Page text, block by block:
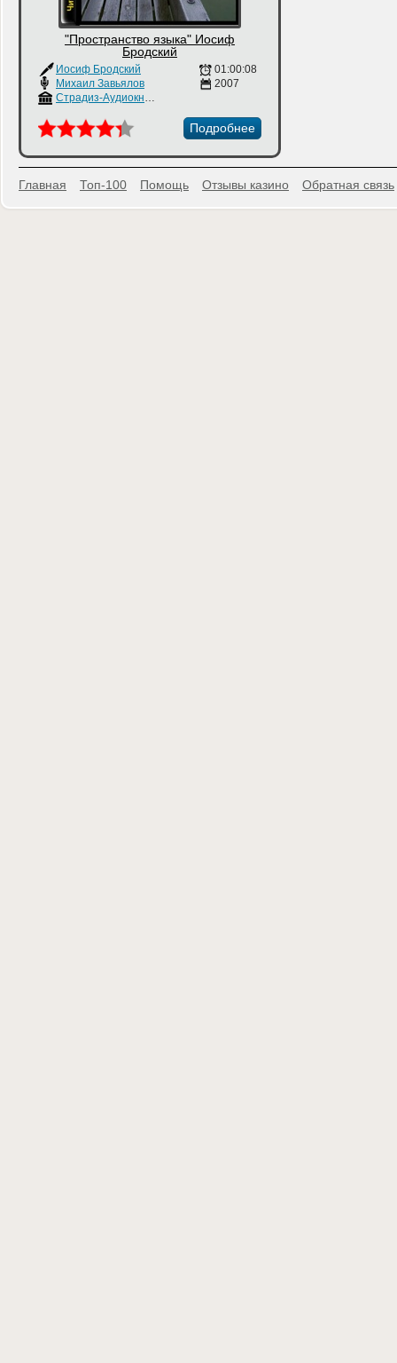
"Пространство языка" Иосиф
Бродский
Иосиф Бродский
Михаил Завьялов
Страдиз-Аудиокнига
01:00:08
2007
Подробнее
Главная Топ-100 Помощь Отзывы казино Обратная связь